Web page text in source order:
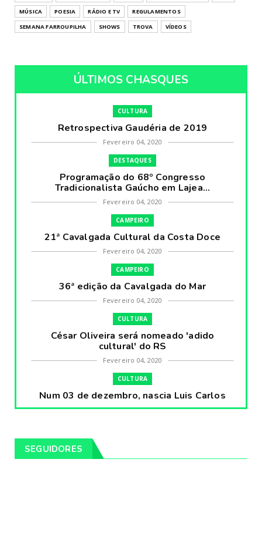
MÚSICA POESIA RÁDIO E TV
REGULAMENTOS
SEMANA FARROUPILHA
SHOWS TROVA VÍDEOS
ÚLTIMOS CHASQUES
CULTURA
Retrospectiva Gaudéria de 2019
Fevereiro 04, 2020
DESTAQUES
Programação do 68º Congresso
Tradicionalista Gaúcho em Lajea...
Fevereiro 04, 2020
CAMPEIRO
21ª Cavalgada Cultural da Costa Doce
Fevereiro 04, 2020
CAMPEIRO
36ª edição da Cavalgada do Mar
Fevereiro 04, 2020
CULTURA
César Oliveira será nomeado 'adido
cultural' do RS
Fevereiro 04, 2020
CULTURA
Num 03 de dezembro, nascia Luis Carlos
Prestes, o Cavaleiro ...
Pintores da Temática Gauchesca - parte
SEGUIDORES